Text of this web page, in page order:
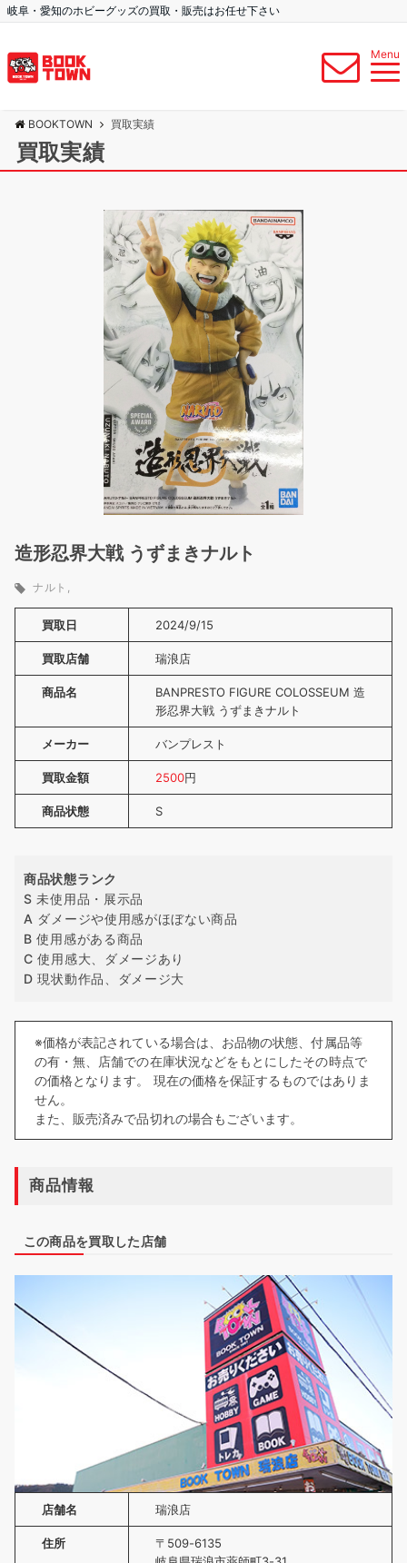
岐阜・愛知のホビーグッズの買取・販売はお任せ下さい
Menu
BOOKTOWN 買取実績
買取実績
造形忍界大戦 うずまきナルト
ナルト
買取日 2024/9/15
買取店舗 瑞浪店
商品名
BANPRESTO FIGURE COLOSSEUM 造
形忍界大戦 うずまきナルト
メーカー バンプレスト
買取金額 2500円
商品状態 S
商品状態ランク
S 未使用品・展示品
A ダメージや使用感がほぼない商品
B 使用感がある商品
C 使用感大、ダメージあり
D 現状動作品、ダメージ大
※価格が表記されている場合は、お品物の状態、付属品等
の有・無、店舗での在庫状況などをもとにしたその時点で
の価格となります。 現在の価格を保証するものではありま
せん。
また、販売済みで品切れの場合もございます。
商品情報
この商品を買取した店舗
店舗名 瑞浪店
住所
〒509-6135